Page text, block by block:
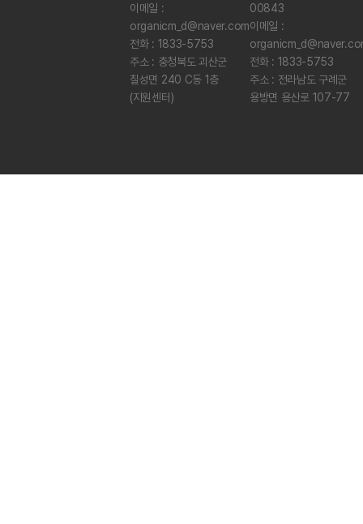
이메일 :
organicm_d@naver.com
전화 : 1833-5753
주소 : 충청북도 괴산군
칠성면 240 C동 1층
(지원센터)
00843
이메일 :
전화 : 1833-5753
주소 : 전라남도 구례군
용방면 용산로 107-77